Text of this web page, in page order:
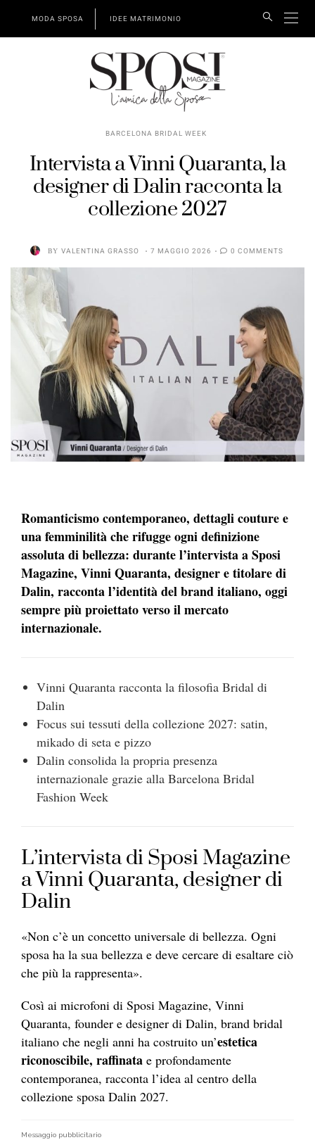
MODA SPOSA IDEE MATRIMONIO
BARCELONA BRIDAL WEEK
Intervista a Vinni Quaranta, la
designer di Dalin racconta la
collezione 2027
BY VALENTINA GRASSO 7 MAGGIO 2026 0 COMMENTS
Romanticismo contemporaneo, dettagli couture e
una femminilità che rifugge ogni definizione
assoluta di bellezza: durante l’intervista a Sposi
Magazine, Vinni Quaranta, designer e titolare di
Dalin, racconta l’identità del brand italiano, oggi
sempre più proiettato verso il mercato
internazionale.
Vinni Quaranta racconta la filosofia Bridal di
Dalin
Focus sui tessuti della collezione 2027: satin,
mikado di seta e pizzo
Dalin consolida la propria presenza
internazionale grazie alla Barcelona Bridal
Fashion Week
L’intervista di Sposi Magazine
a Vinni Quaranta, designer di
Dalin
«Non c’è un concetto universale di bellezza. Ogni
sposa ha la sua bellezza e deve cercare di esaltare ciò
che più la rappresenta».
Così ai microfoni di Sposi Magazine, Vinni
Quaranta, founder e designer di Dalin, brand bridal
italiano che negli anni ha costruito un’estetica
riconoscibile, raffinata e profondamente
contemporanea, racconta l’idea al centro della
collezione sposa Dalin 2027.
Messaggio pubblicitario